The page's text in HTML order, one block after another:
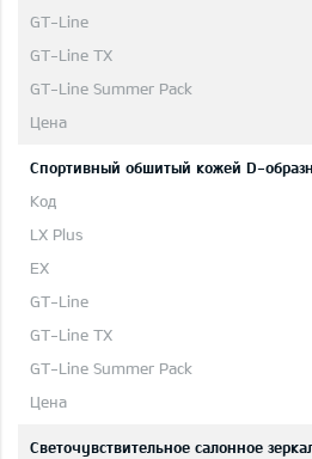
Cпортивный обшитый кожей D-
Светочувствительное салонное